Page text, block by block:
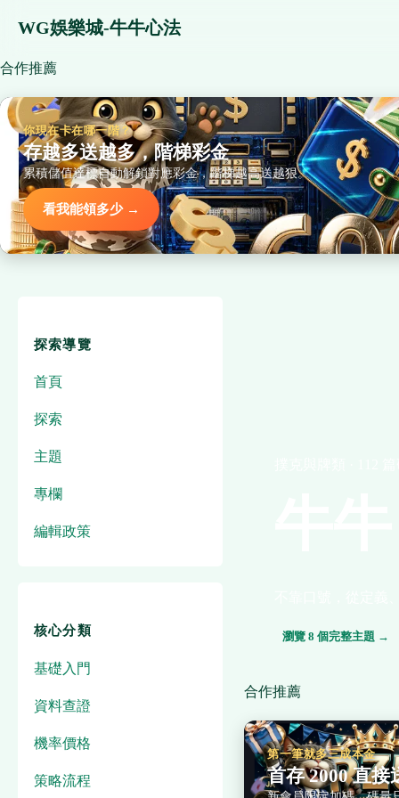
WG娛樂城-牛牛心法
合作推薦
你現在卡在哪一階？
存越多送越多，階梯彩金
累積儲值達標自動解鎖對應彩金，階梯越高送越狠。
看我能領多少 →
探索導覽
首頁
探索
主題
專欄
編輯政策
核心分類
基礎入門
資料查證
機率價格
策略流程
瀏覽 8 個完整主題 →
合作推薦
第一筆就多三成本金
首存 2000 直接